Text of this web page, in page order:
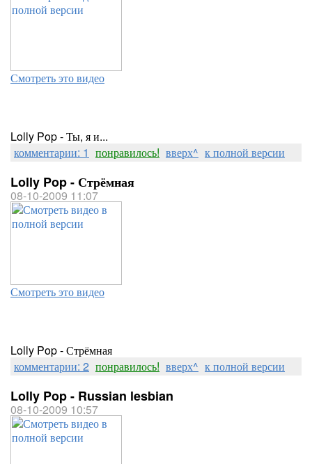
Смотреть это видео
Lolly Pop - Ты, я и...
комментарии: 1 понравилось! вверх^ к полной версии
Lolly Pop - Стрёмная
08-10-2009 11:07
Смотреть это видео
Lolly Pop - Стрёмная
комментарии: 2 понравилось! вверх^ к полной версии
Lolly Pop - Russian lesbian
08-10-2009 10:57